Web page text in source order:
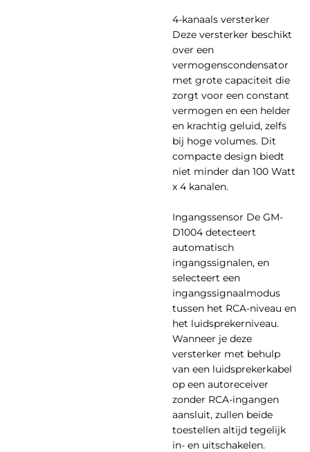
4-kanaals versterker
Deze versterker beschikt
over een
vermogenscondensator
met grote capaciteit die
zorgt voor een constant
vermogen en een helder
en krachtig geluid, zelfs
bij hoge volumes. Dit
compacte design biedt
niet minder dan 100 Watt
x 4 kanalen.
Ingangssensor De GM-
D1004 detecteert
automatisch
ingangssignalen, en
selecteert een
ingangssignaalmodus
tussen het RCA-niveau en
het luidsprekerniveau.
Wanneer je deze
versterker met behulp
van een luidsprekerkabel
op een autoreceiver
zonder RCA-ingangen
aansluit, zullen beide
toestellen altijd tegelijk
in- en uitschakelen.